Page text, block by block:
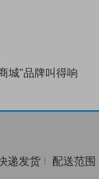
城”品牌叫得响
递发货 配送范围